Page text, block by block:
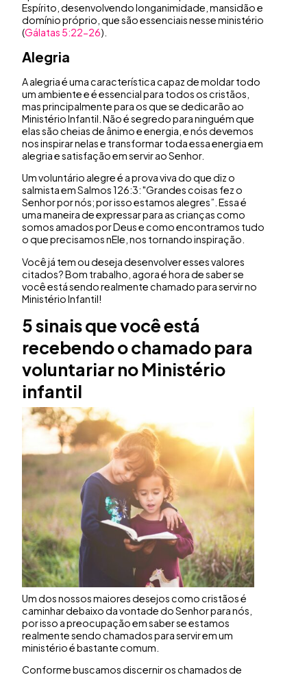
Espírito, desenvolvendo longanimidade, mansidão e
domínio próprio, que são essenciais nesse ministério
(Gálatas 5:22-26).
Alegria
A alegria é uma característica capaz de moldar todo
um ambiente e é essencial para todos os cristãos,
mas principalmente para os que se dedicarão ao
Ministério Infantil. Não é segredo para ninguém que
elas são cheias de ânimo e energia, e nós devemos
nos inspirar nelas e transformar toda essa energia em
alegria e satisfação em servir ao Senhor.
Um voluntário alegre é a prova viva do que diz o
salmista em Salmos 126:3: "Grandes coisas fez o
Senhor por nós; por isso estamos alegres”. Essa é
uma maneira de expressar para as crianças como
somos amados por Deus e como encontramos tudo
o que precisamos nEle, nos tornando inspiração.
Você já tem ou deseja desenvolver esses valores
citados? Bom trabalho, agora é hora de saber se
você está sendo realmente chamado para servir no
Ministério Infantil!
5 sinais que você está
recebendo o chamado para
voluntariar no Ministério
infantil
Um dos nossos maiores desejos como cristãos é
caminhar debaixo da vontade do Senhor para nós,
por isso a preocupação em saber se estamos
realmente sendo chamados para servir em um
ministério é bastante comum.
Conforme buscamos discernir os chamados de